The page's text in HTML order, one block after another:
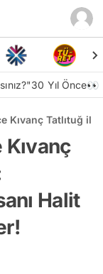
30 Yıl Önce👀
Kıvanç Tatlıtuğ
Halit